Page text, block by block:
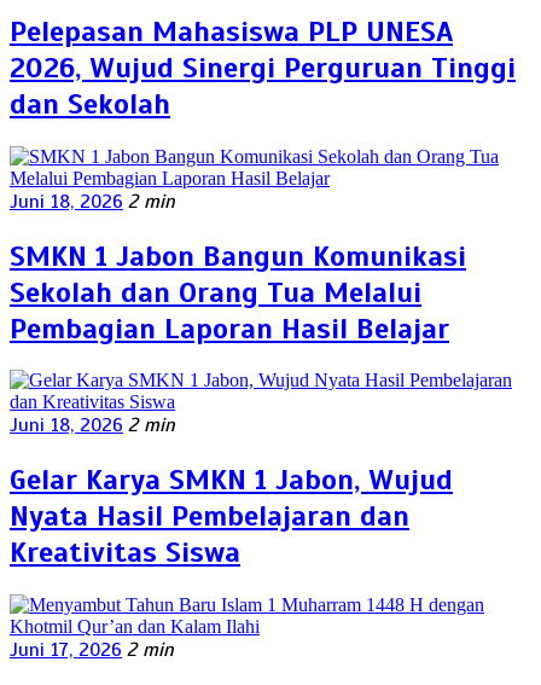
Pelepasan Mahasiswa PLP UNESA
2026, Wujud Sinergi Perguruan Tinggi
dan Sekolah
Juni 18, 2026 2 min
SMKN 1 Jabon Bangun Komunikasi
Sekolah dan Orang Tua Melalui
Pembagian Laporan Hasil Belajar
Juni 18, 2026 2 min
Gelar Karya SMKN 1 Jabon, Wujud
Nyata Hasil Pembelajaran dan
Kreativitas Siswa
Juni 17, 2026 2 min